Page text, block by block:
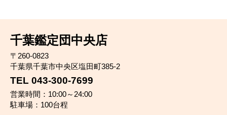
千葉鑑定団中央店
〒260-0823
千葉県千葉市中央区塩田町385-2
TEL 043-300-7699
営業時間：10:00～24:00
駐車場：100台程